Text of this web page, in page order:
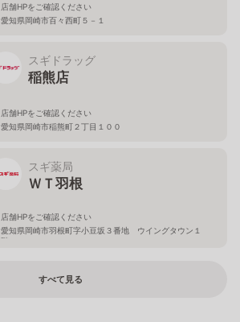
店舗HPをご確認ください
愛知県岡崎市百々西町５－１
スギドラッグ
稲熊店
店舗HPをご確認ください
愛知県岡崎市稲熊町２丁目１００
スギ薬局
ＷＴ羽根
店舗HPをご確認ください
愛知県岡崎市羽根町字小豆坂３番地 ウイングタウン１
階
すべて見る